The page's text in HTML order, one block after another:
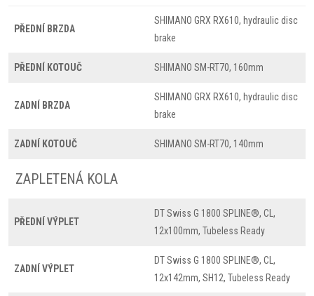
PŘEDNÍ BRZDA
SHIMANO GRX RX610, hydraulic disc
brake
PŘEDNÍ KOTOUČ SHIMANO SM-RT70, 160mm
ZADNÍ BRZDA
SHIMANO GRX RX610, hydraulic disc
brake
ZADNÍ KOTOUČ SHIMANO SM-RT70, 140mm
ZAPLETENÁ KOLA
PŘEDNÍ VÝPLET
DT Swiss G 1800 SPLINE®, CL,
12x100mm, Tubeless Ready
ZADNÍ VÝPLET
DT Swiss G 1800 SPLINE®, CL,
12x142mm, SH12, Tubeless Ready